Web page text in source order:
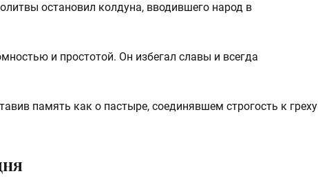
остановил колдуна, вводившего народ в
и простотой. Он избегал славы и всегда
память как о пастыре, соединявшем строгость к греху